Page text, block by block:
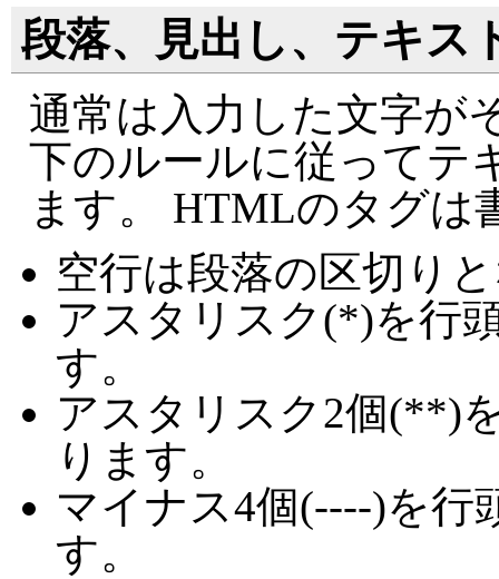
段落、見出し、テキス
通常は入力した文字が
下のルールに従ってテ
ます。 HTMLのタグは
空行は段落の区切り
アスタリスク(*)を行
す。
アスタリスク2個(**)
ります。
マイナス4個(----)を行
す。